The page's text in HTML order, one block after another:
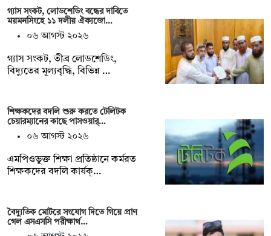
গ্যাস সংকট, লোডশেডিং বন্ধের দাবিতে
ময়মনসিংহে ১১ দলীয় ঐক্যজো…
০৬ আগস্ট ২০২৬
গ্যাস সংকট, তীব্র লোডশেডিং,
বিদ্যুতের মূল্যবৃদ্ধি, বিভিন্ন …
শিক্ষকদের বদলি শুরু করতে টেলিটক
চেয়ারম্যানের কাছে পাসওয়ার্…
০৬ আগস্ট ২০২৬
এমপিওভুক্ত শিক্ষা প্রতিষ্ঠানে কর্মরত
শিক্ষকদের বদলি কার্যক্…
বৈদ্যুতিক মোটরে সংযোগ দিতে গিয়ে প্রাণ
গেল এসএসসি পরীক্ষার্থ…